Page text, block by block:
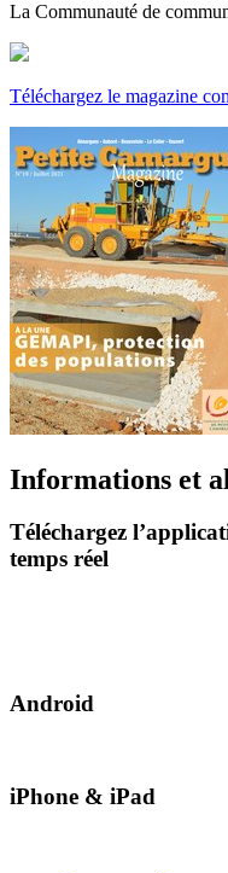
La Communauté de
Téléchargez le magazine
Informations et
Téléchargez
temps réel
Android
iPhone & iPad